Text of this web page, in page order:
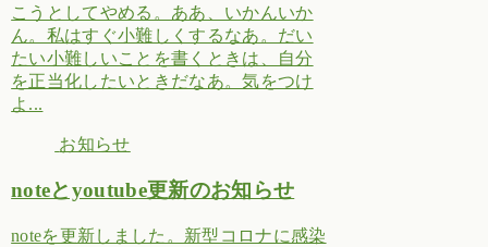
こうとしてやめる。ああ、いかんいか
ん。私はすぐ小難しくするなあ。だい
たい小難しいことを書くときは、自分
を正当化したいときだなあ。気をつけ
よ...
お知らせ
noteとyoutube更新のお知らせ
noteを更新しました。新型コロナに感染